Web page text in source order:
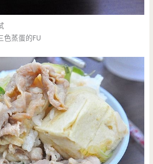
色蒸蛋的FU